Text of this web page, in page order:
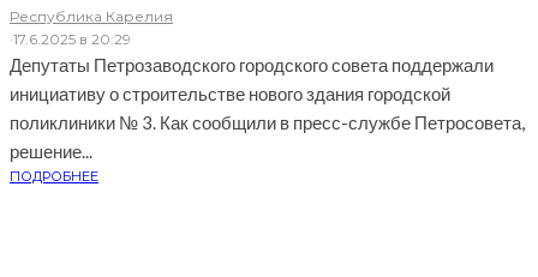
Республика Карелия
·17.6.2025 в 20:29
Депутаты Петрозаводского городского совета поддержали
инициативу о строительстве нового здания городской
поликлиники № 3. Как сообщили в пресс-службе Петросовета,
решение...
ПОДРОБНЕЕ